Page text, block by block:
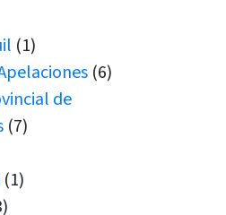
(1)
(6)
de
(7)
(1)